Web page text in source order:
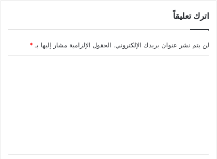
اترك تعليقاً
لن يتم نشر عنوان بريدك الإلكتروني. الحقول الإلزامية مشار إليها بـ *